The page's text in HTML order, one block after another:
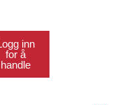
inn
for å
handle